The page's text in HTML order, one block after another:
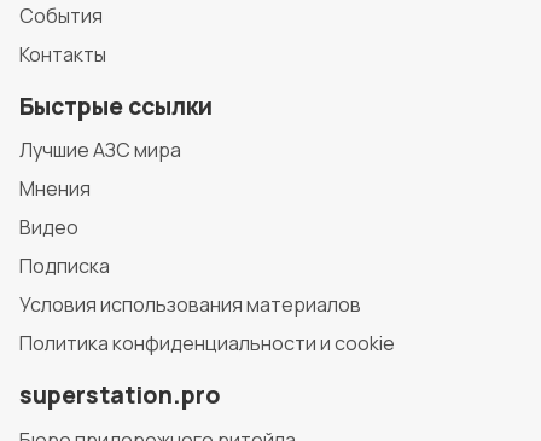
События
Контакты
Быстрые ссылки
Лучшие АЗС мира
Мнения
Видео
Подписка
Условия использования материалов
Политика конфиденциальности и cookie
superstation.pro